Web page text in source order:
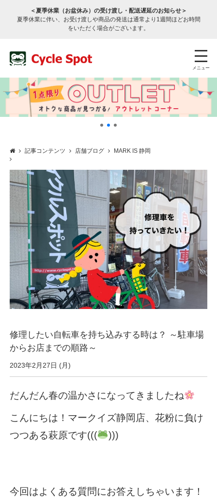
＜夏季休業（お盆休み）の受け渡し・配送遅延のお知らせ＞
夏季休業に伴い、お受け渡しや商品の発送は通常より1週間ほどお時間
をいただく場合がございます。
メニュー
サービスのご案内
サービス全般
修理・メンテナンス工賃
盗難保証
オリジナル自転車
eVita
店舗ブログ
記事コンテンツ 店舗ブログ MARK IS 静岡
修理したい自転車を持ち込みする時は？ ～駐車場
からお店までの順路～
2023年2月27日 (月)
だんだん春の温かさになってきましたね
こんにちは！マークイズ静岡店、花粉に負け
つつある萩原です((( )))
今回はよくある質問にお答えしちゃいます！